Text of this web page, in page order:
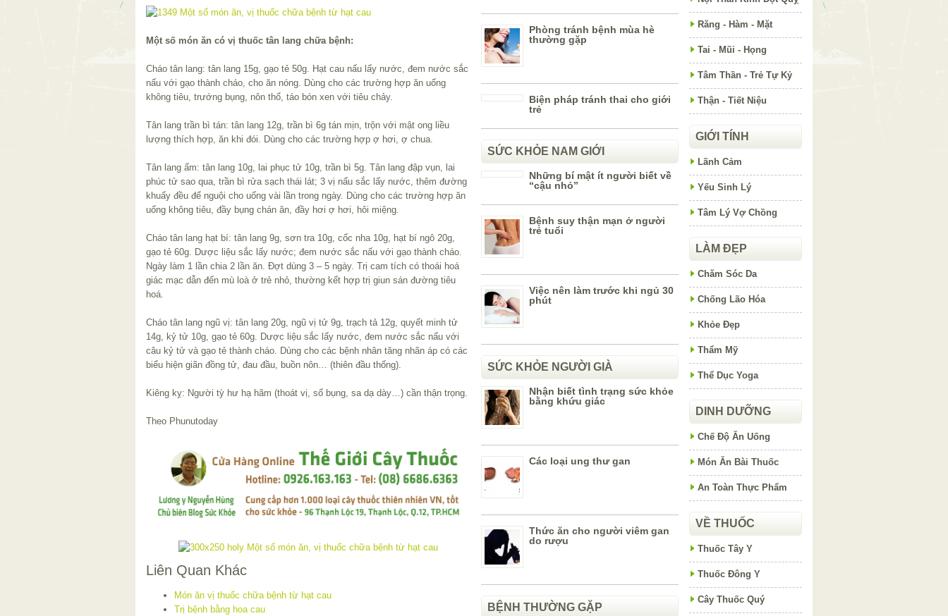
Một số món ăn có vị thuốc tân lang chữa bệnh:
Cháo tân lang: tân lang 15g, gạo tẻ 50g. Hạt cau nấu lấy nước, đem nước sắc
nấu với gạo thành cháo, cho ăn nóng. Dùng cho các trường hợp ăn uống
không tiêu, trướng bụng, nôn thổ, táo bón xen với tiêu chảy.
Tân lang trần bì tán: tân lang 12g, trần bì 6g tán mịn, trộn với mật ong liều
lượng thích hợp, ăn khi đói. Dùng cho các trường hợp ợ hơi, ợ chua.
Tân lang ẩm: tân lang 10g, lai phục tử 10g, trần bì 5g. Tân lang đập vụn, lai
phúc tử sao qua, trần bì rửa sạch thái lát; 3 vị nấu sắc lấy nước, thêm đường
khuấy đều để nguội cho uống vài lần trong ngày. Dùng cho các trường hợp ăn
uống không tiêu, đầy bụng chán ăn, đầy hơi ợ hơi, hôi miệng.
Cháo tân lang hạt bí: tân lang 9g, sơn tra 10g, cốc nha 10g, hạt bí ngô 20g,
gạo tẻ 60g. Dược liệu sắc lấy nước; đem nước sắc nấu với gạo thành cháo.
Ngày làm 1 lần chia 2 lần ăn. Đợt dùng 3 – 5 ngày. Trị cam tích có thoái hoá
giác mạc dẫn đến mù loà ở trẻ nhỏ, thường kết hợp trị giun sán đường tiêu
hoá.
Cháo tân lang ngũ vị: tân lang 20g, ngũ vị tử 9g, trạch tả 12g, quyết minh tử
14g, kỷ tử 10g, gạo tẻ 60g. Dược liệu sắc lấy nước, đem nước sắc nấu với
câu kỷ tử và gạo tẻ thành cháo. Dùng cho các bệnh nhân tăng nhãn áp có các
biểu hiện giãn đồng tử, đau đầu, buồn nôn… (thiên đầu thống).
Kiêng kỵ: Người tỳ hư hạ hãm (thoát vị, sổ bụng, sa dạ dày…) cần thận trọng.
Theo Phunutoday
Liên Quan Khác
Món ăn vị thuốc chữa bệnh từ hạt cau
Trị bệnh bằng hoa cau
Phòng tránh bệnh mùa hè
thường gặp
Biện pháp tránh thai cho giới
trẻ
SỨC KHỎE NAM GIỚI
Những bí mật ít người biết về
“cậu nhỏ”
Bệnh suy thận mạn ở người
trẻ tuổi
Việc nên làm trước khi ngủ 30
phút
SỨC KHỎE NGƯỜI GIÀ
Nhận biết tình trạng sức khỏe
bằng khứu giác
Các loại ung thư gan
Thức ăn cho người viêm gan
do rượu
BỆNH THƯỜNG GẶP
Răng - Hàm - Mặt
Tai - Mũi - Họng
Tâm Thần - Trẻ Tự Kỷ
Thận - Tiết Niệu
GIỚI TÍNH
Lãnh Cảm
Yếu Sinh Lý
Tâm Lý Vợ Chồng
LÀM ĐẸP
Chăm Sóc Da
Chống Lão Hóa
Khỏe Đẹp
Thẩm Mỹ
Thể Dục Yoga
DINH DƯỠNG
Chế Độ Ăn Uống
Món Ăn Bài Thuốc
An Toàn Thực Phẩm
VỀ THUỐC
Thuốc Tây Y
Thuốc Đông Y
Cây Thuốc Quý